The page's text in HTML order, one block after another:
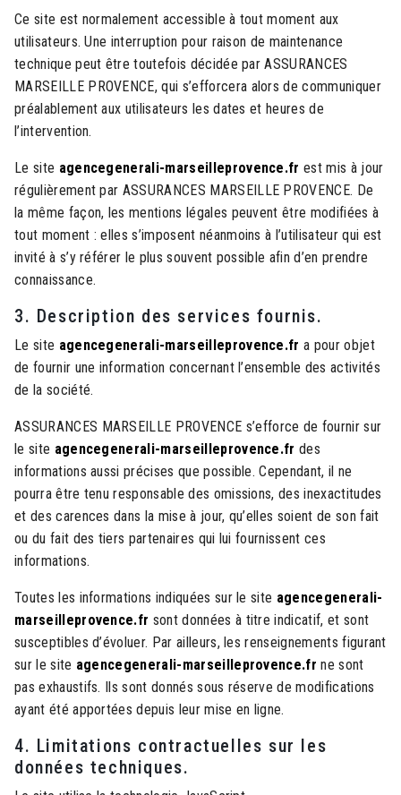
Ce site est normalement accessible à tout moment aux
utilisateurs. Une interruption pour raison de maintenance
technique peut être toutefois décidée par ASSURANCES
MARSEILLE PROVENCE, qui s’efforcera alors de communiquer
préalablement aux utilisateurs les dates et heures de
l’intervention.
Le site agencegenerali-marseilleprovence.fr est mis à jour
régulièrement par ASSURANCES MARSEILLE PROVENCE. De
la même façon, les mentions légales peuvent être modifiées à
tout moment : elles s’imposent néanmoins à l’utilisateur qui est
invité à s’y référer le plus souvent possible afin d’en prendre
connaissance.
3. Description des services fournis.
Le site agencegenerali-marseilleprovence.fr a pour objet
de fournir une information concernant l’ensemble des activités
de la société.
ASSURANCES MARSEILLE PROVENCE s’efforce de fournir sur
le site agencegenerali-marseilleprovence.fr des
informations aussi précises que possible. Cependant, il ne
pourra être tenu responsable des omissions, des inexactitudes
et des carences dans la mise à jour, qu’elles soient de son fait
ou du fait des tiers partenaires qui lui fournissent ces
informations.
Toutes les informations indiquées sur le site agencegenerali-
marseilleprovence.fr sont données à titre indicatif, et sont
susceptibles d’évoluer. Par ailleurs, les renseignements figurant
sur le site agencegenerali-marseilleprovence.fr ne sont
pas exhaustifs. Ils sont donnés sous réserve de modifications
ayant été apportées depuis leur mise en ligne.
4. Limitations contractuelles sur les
données techniques.